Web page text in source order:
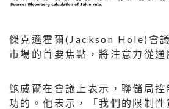
傑克遜霍爾(Jackson Hole)會
市場的首要焦點，將注意力從通
鮑威爾在會議上表示，聯儲局
功的。他表示，「我們的限制性